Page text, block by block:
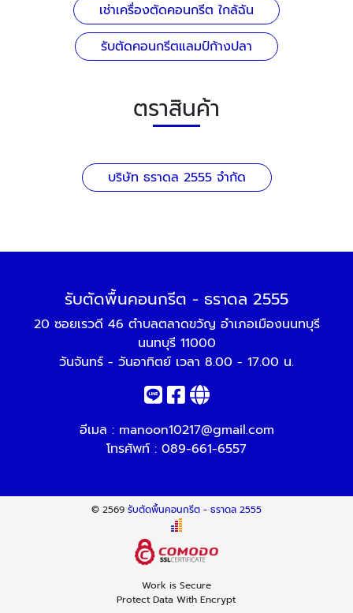
เช่าเครื่องตัดคอนกรีต ใกล้ฉัน
รับตัดคอนกรีตแลมป์ก้างปลา
ตราสินค้า
บริษัท ธราดล 2555 จำกัด
รับตัดพื้นคอนกรีต - ธราดล 2555
20 ซอยเรวดี 46 ตำบลตลาดขวัญ อำเภอเมืองนนทบุรี
นนทบุรี 11000
วันจันทร์ - วันอาทิตย์ เวลา 8.00 - 17.00 น.
อีเมล : manoon10217@gmail.com
โทรศัพท์ : 089-661-6557
© 2569 รับตัดพื้นคอนกรีต - ธราดล 2555
Work is Secure
Protect Data With Encrypt